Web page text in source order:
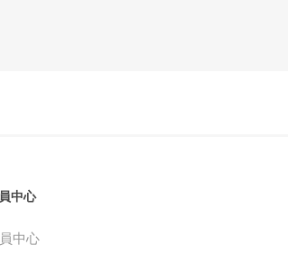
中心
中心